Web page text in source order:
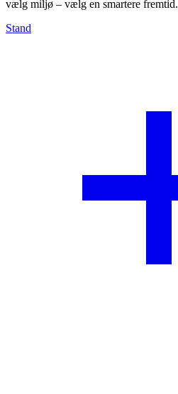
vælg miljø – vælg en smartere fremtid.
Stand